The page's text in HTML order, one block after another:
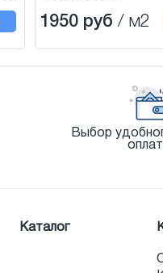
1950 руб / м2
Выбор
Каталог